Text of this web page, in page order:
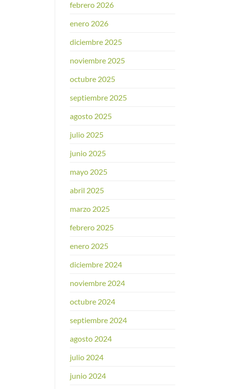
febrero 2026
enero 2026
diciembre 2025
noviembre 2025
octubre 2025
septiembre 2025
agosto 2025
julio 2025
junio 2025
mayo 2025
abril 2025
marzo 2025
febrero 2025
enero 2025
diciembre 2024
noviembre 2024
octubre 2024
septiembre 2024
agosto 2024
julio 2024
junio 2024